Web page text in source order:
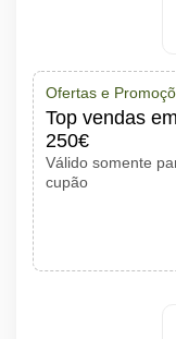
Ofertas e
Top vendas
250€
Válido somente
cupão